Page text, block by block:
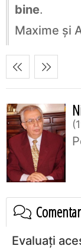
bine.
Maxime și
Evaluați